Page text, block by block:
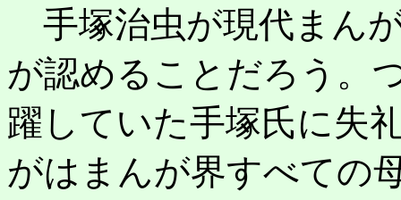
手塚治虫が現代まん
が認めることだろう。
躍していた手塚氏に失
がはまんが界すべての